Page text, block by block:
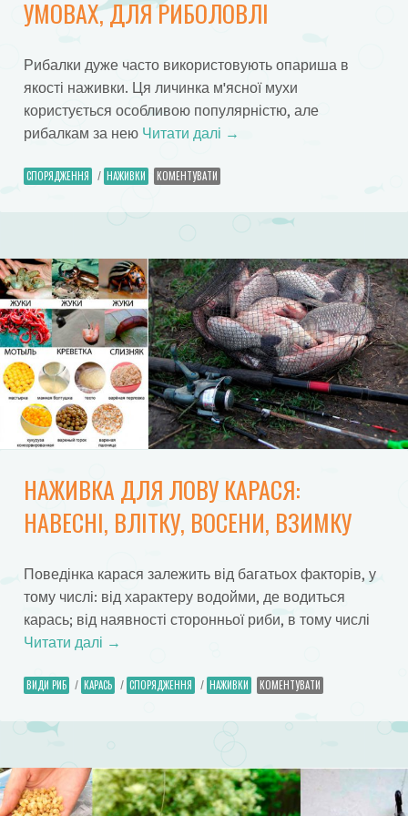
УМОВАХ, ДЛЯ РИБОЛОВЛІ
Рибалки дуже часто використовують опариша в
якості наживки. Ця личинка м'ясної мухи
користується особливою популярністю, але
рибалкам за неюЧитати далі →
СПОРЯДЖЕННЯ / НАЖИВКИ КОМЕНТУВАТИ
НАЖИВКА ДЛЯ ЛОВУ КАРАСЯ:
НАВЕСНІ, ВЛІТКУ, ВОСЕНИ, ВЗИМКУ
Поведінка карася залежить від багатьох факторів, у
тому числі: від характеру водойми, де водиться
карась; від наявності сторонньої риби, в тому числі
Читати далі →
ВИДИ РИБ / КАРАСЬ / СПОРЯДЖЕННЯ / НАЖИВКИ КОМЕНТУВАТИ